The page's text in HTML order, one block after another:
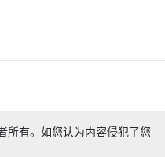
所有。如您认为内容侵犯了您